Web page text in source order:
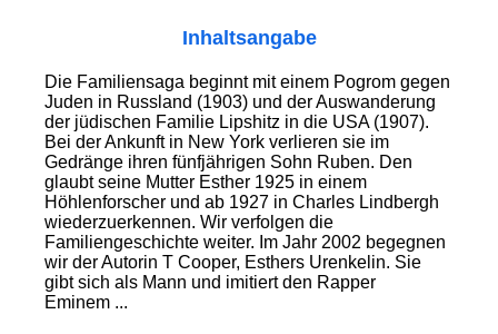
Inhaltsangabe
Die Familiensaga beginnt mit einem Pogrom gegen
Juden in Russland (1903) und der Auswanderung
der jüdischen Familie Lipshitz in die USA (1907).
Bei der Ankunft in New York verlieren sie im
Gedränge ihren fünfjährigen Sohn Ruben. Den
glaubt seine Mutter Esther 1925 in einem
Höhlenforscher und ab 1927 in Charles Lindbergh
wiederzuerkennen. Wir verfolgen die
Familiengeschichte weiter. Im Jahr 2002 begegnen
wir der Autorin T Cooper, Esthers Urenkelin. Sie
gibt sich als Mann und imitiert den Rapper
Eminem ...